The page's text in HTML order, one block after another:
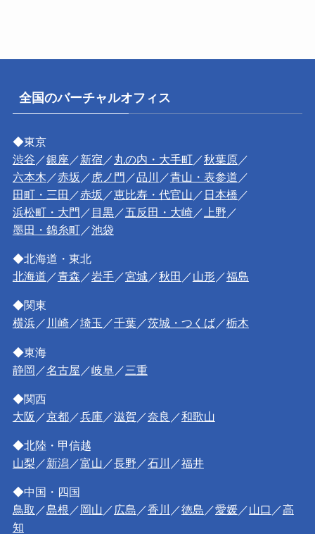
全国のバーチャルオフィス
◆東京
渋谷 ／銀座 ／新宿 ／丸の内・大手町／秋葉原／
六本木 ／赤坂 ／ 虎ノ門 ／品川 ／青山・表参道 ／
田町・三田 ／赤坂 ／恵比寿・代官山 ／ 日本橋 ／
浜松町・大門 ／ 目黒／五反田・大崎／ 上野 ／
墨田・錦糸町／池袋
◆北海道・東北
北海道 ／青森 ／岩手／宮城／秋田 ／山形／福島
◆関東
横浜／ 川崎／埼玉 ／千葉／茨城・つくば／栃木
◆東海
静岡 ／名古屋 ／岐阜 ／三重
◆関西
大阪 ／京都／兵庫／滋賀 ／奈良 ／和歌山
◆北陸・甲信越
山梨 ／新潟 ／富山 ／長野 ／石川 ／福井
◆中国・四国
鳥取 ／島根 ／岡山 ／ 広島 ／香川 ／徳島 ／愛媛／山口 ／高
知